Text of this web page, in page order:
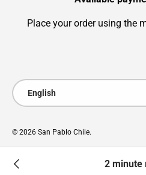
2 minute
Place your order using the
Language
English
© 2026 San Pablo Chile.